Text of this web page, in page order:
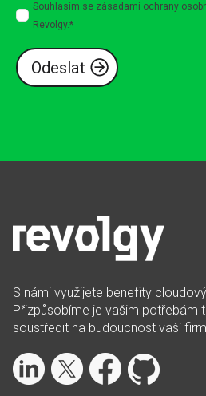
Souhlasím se zásadami ochrany
Revolgy.*
S námi využijete benefity
Přizpůsobíme je vašim potřebám
soustředit na budoucnost vaší